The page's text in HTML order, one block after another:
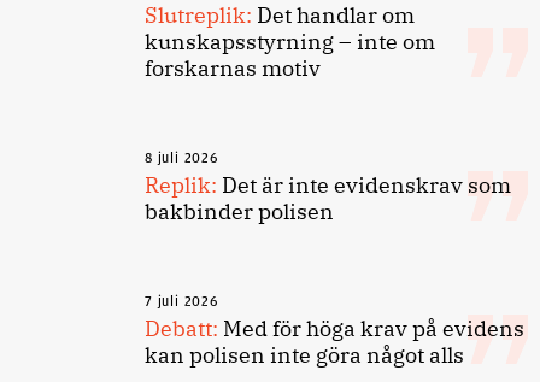
Slutreplik: Det handlar om
kunskapsstyrning – inte om
forskarnas motiv
8 juli 2026
Replik: Det är inte evidenskrav som
bakbinder polisen
7 juli 2026
Debatt: Med för höga krav på evidens
kan polisen inte göra något alls